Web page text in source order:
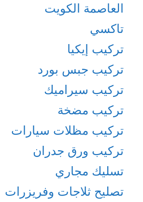
العاصمة الكويت
تاكسي
تركيب إيكيا
تركيب جبس بورد
تركيب سيراميك
تركيب مضخة
تركيب مظلات سيارات
تركيب ورق جدران
تسليك مجاري
تصليح ثلاجات وفريزرات